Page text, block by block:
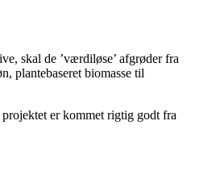
skal de ’værdiløse’ afgrøder fra
plantebaseret biomasse til
er kommet rigtig godt fra